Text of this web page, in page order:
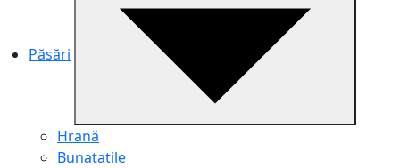
Păsări
Hrană
Bunatatile